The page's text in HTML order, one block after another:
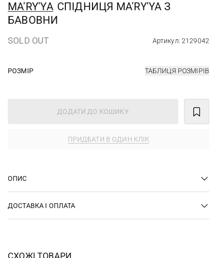
MA'RY'YA СПІДНИЦЯ MA'RY'YA З
БАВОВНИ
SOLD OUT Артикул: 2129042
РОЗМІР ТАБЛИЦЯ РОЗМІРІВ
ДОДАТИ ДО КОШИКУ
ПРИДБАТИ В ОДИН КЛІК
ОПИС
ДОСТАВКА І ОПЛАТА
СХОЖІ ТОВАРИ